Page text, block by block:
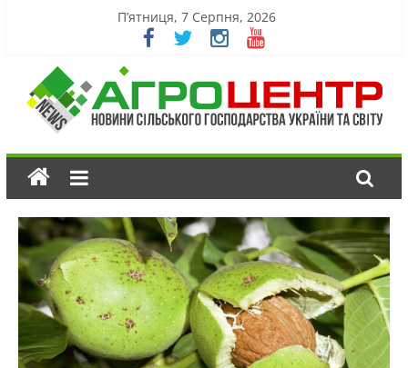
П’ятниця, 7 Серпня, 2026